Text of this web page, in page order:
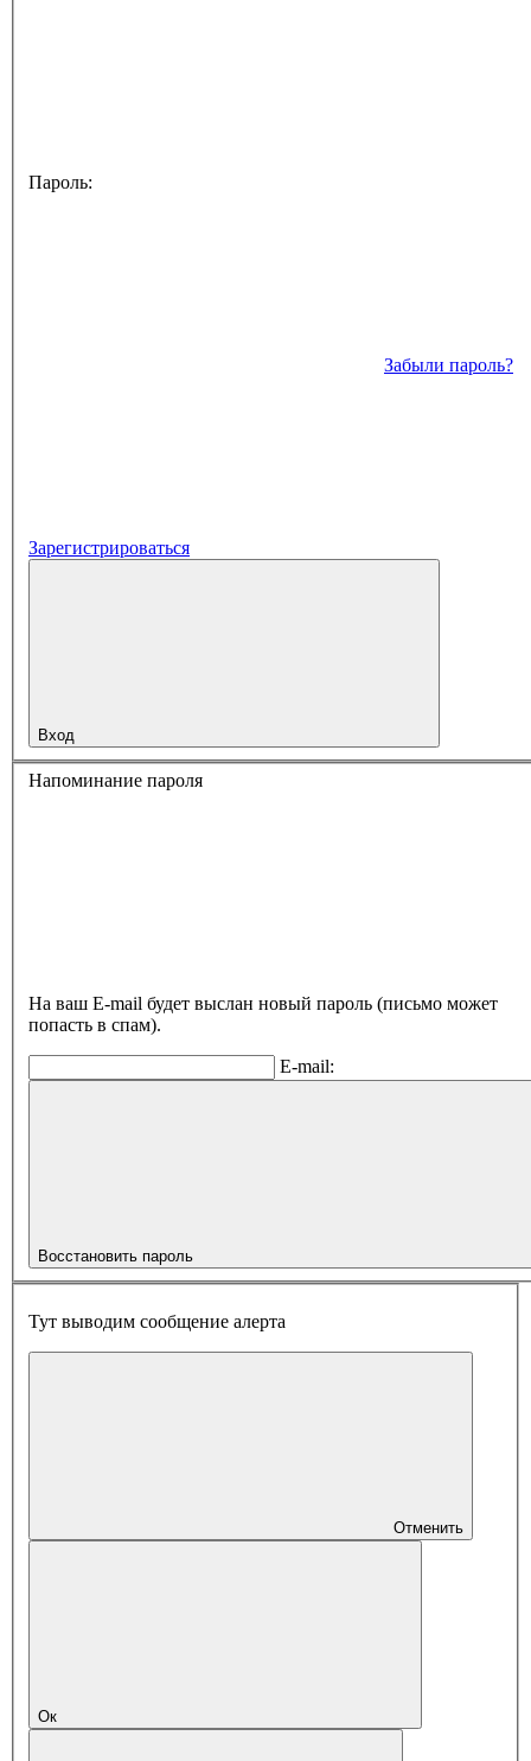
Пароль:
Забыли пароль?
Зарегистрироваться
Вход
Напоминание пароля
На ваш E-mail будет выслан новый пароль (письмо может
попасть в спам).
E-mail:
Восстановить пароль
Тут выводим сообщение алерта
Отменить
Ок